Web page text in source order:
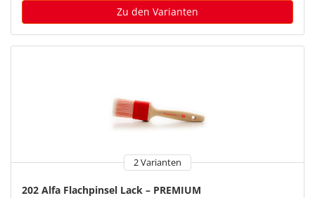
Zu den Varianten
2 Varianten
202 Alfa Flachpinsel Lack – PREMIUM